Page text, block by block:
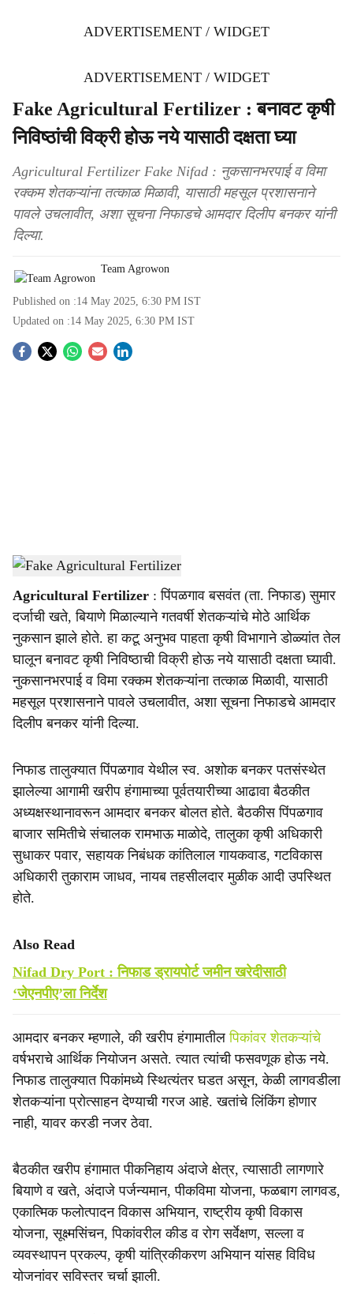
ADVERTISEMENT / WIDGET
ADVERTISEMENT / WIDGET
Fake Agricultural Fertilizer : बनावट कृषी
निविष्ठांची विक्री होऊ नये यासाठी दक्षता घ्या
Agricultural Fertilizer Fake Nifad : नुकसानभरपाई व विमा
रक्कम शेतकऱ्यांना तत्काळ मिळावी, यासाठी महसूल प्रशासनाने
पावले उचलावीत, अशा सूचना निफाडचे आमदार दिलीप बनकर यांनी
दिल्या.
Team Agrowon
Published on :14 May 2025, 6:30 PM IST
Updated on :14 May 2025, 6:30 PM IST
S
a
r
e
Fake Agricultural Fertilizer- agrowon
Agricultural Fertilizer : पिंपळगाव बसवंत (ता. निफाड) सुमार
दर्जाची खते, बियाणे मिळाल्याने गतवर्षी शेतकऱ्यांचे मोठे आर्थिक
नुकसान झाले होते. हा कटू अनुभव पाहता कृषी विभागाने डोळ्यांत तेल
घालून बनावट कृषी निविष्ठाची विक्री होऊ नये यासाठी दक्षता घ्यावी.
नुकसानभरपाई व विमा रक्कम शेतकऱ्यांना तत्काळ मिळावी, यासाठी
महसूल प्रशासनाने पावले उचलावीत, अशा सूचना निफाडचे आमदार
दिलीप बनकर यांनी दिल्या.
निफाड तालुक्यात पिंपळगाव येथील स्व. अशोक बनकर पतसंस्थेत
झालेल्या आगामी खरीप हंगामाच्या पूर्वतयारीच्या आढावा बैठकीत
अध्यक्षस्थानावरून आमदार बनकर बोलत होते. बैठकीस पिंपळगाव
बाजार समितीचे संचालक रामभाऊ माळोदे, तालुका कृषी अधिकारी
सुधाकर पवार, सहायक निबंधक कांतिलाल गायकवाड, गटविकास
अधिकारी तुकाराम जाधव, नायब तहसीलदार मुळीक आदी उपस्थित
होते.
Also Read
Nifad Dry Port : निफाड ड्रायपोर्ट जमीन खरेदीसाठी
‘जेएनपीए’ला निर्देश
आमदार बनकर म्हणाले, की खरीप हंगामातीलपिकांवर शेतकऱ्यांचे
वर्षभराचे आर्थिक नियोजन असते. त्यात त्यांची फसवणूक होऊ नये.
निफाड तालुक्यात पिकांमध्ये स्थित्यंतर घडत असून, केळी लागवडीला
शेतकऱ्यांना प्रोत्साहन देण्याची गरज आहे. खतांचे लिंकिंग होणार
नाही, यावर करडी नजर ठेवा.
बैठकीत खरीप हंगामात पीकनिहाय अंदाजे क्षेत्र, त्यासाठी लागणारे
बियाणे व खते, अंदाजे पर्जन्यमान, पीकविमा योजना, फळबाग लागवड,
एकात्मिक फलोत्पादन विकास अभियान, राष्ट्रीय कृषी विकास
योजना, सूक्ष्मसिंचन, पिकांवरील कीड व रोग सर्वेक्षण, सल्ला व
व्यवस्थापन प्रकल्प, कृषी यांत्रिकीकरण अभियान यांसह विविध
योजनांवर सविस्तर चर्चा झाली.